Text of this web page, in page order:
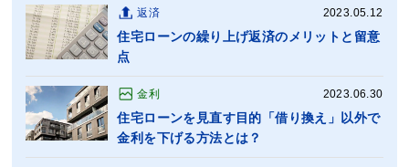
返済 2023.05.12
住宅ローンの繰り上げ返済のメリットと留意
点
金利 2023.06.30
住宅ローンを見直す目的「借り換え」以外で
金利を下げる方法とは？